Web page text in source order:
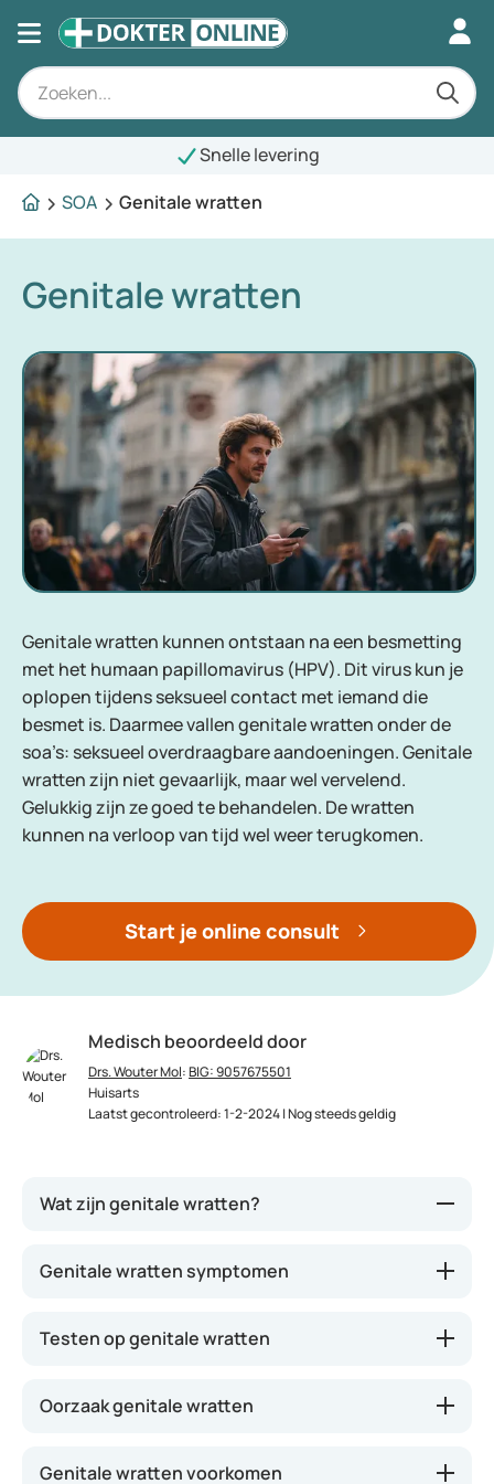
Snelle levering
SOA
Genitale wratten
Genitale wratten
Genitale wratten kunnen ontstaan na een besmetting
met het humaan papillomavirus (HPV). Dit virus kun je
oplopen tijdens seksueel contact met iemand die
besmet is. Daarmee vallen genitale wratten onder de
soa’s: seksueel overdraagbare aandoeningen. Genitale
wratten zijn niet gevaarlijk, maar wel vervelend.
Gelukkig zijn ze goed te behandelen. De wratten
kunnen na verloop van tijd wel weer terugkomen.
Start je online consult
Medisch beoordeeld door
Drs. Wouter Mol:BIG: 9057675501
Huisarts
Laatst gecontroleerd: 1-2-2024 | Nog steeds geldig
Wat zijn genitale wratten?
en/of anus en wordt veroorzaakt door het humaan
varianten. De soorten die aan de basis liggen van
HPV is erg besmettelijk. Wereldwijd is meer dan 50%
een van de vele humaan papillomavirussen. In de
Genitale wratten symptomen
Testen op genitale wratten
Oorzaak genitale wratten
Genitale wratten voorkomen